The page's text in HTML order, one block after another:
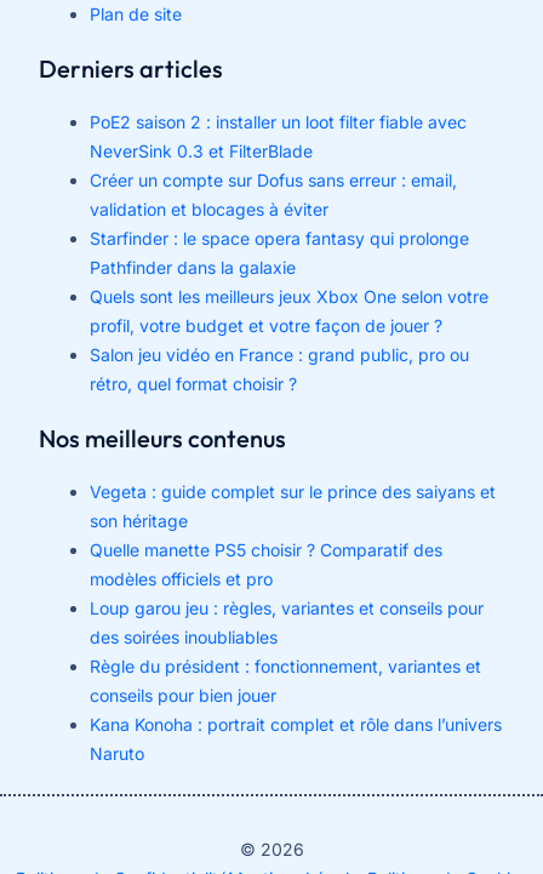
Plan de site
Derniers articles
PoE2 saison 2 : installer un loot filter fiable avec
NeverSink 0.3 et FilterBlade
Créer un compte sur Dofus sans erreur : email,
validation et blocages à éviter
Starfinder : le space opera fantasy qui prolonge
Pathfinder dans la galaxie
Quels sont les meilleurs jeux Xbox One selon votre
profil, votre budget et votre façon de jouer ?
Salon jeu vidéo en France : grand public, pro ou
rétro, quel format choisir ?
Nos meilleurs contenus
Vegeta : guide complet sur le prince des saiyans et
son héritage
Quelle manette PS5 choisir ? Comparatif des
modèles officiels et pro
Loup garou jeu : règles, variantes et conseils pour
des soirées inoubliables
Règle du président : fonctionnement, variantes et
conseils pour bien jouer
Kana Konoha : portrait complet et rôle dans l’univers
Naruto
© 2026